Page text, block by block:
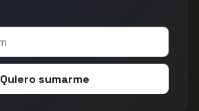
Quiero sumarme